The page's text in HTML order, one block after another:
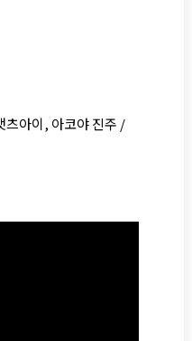
츠아이, 아코야 진주 /